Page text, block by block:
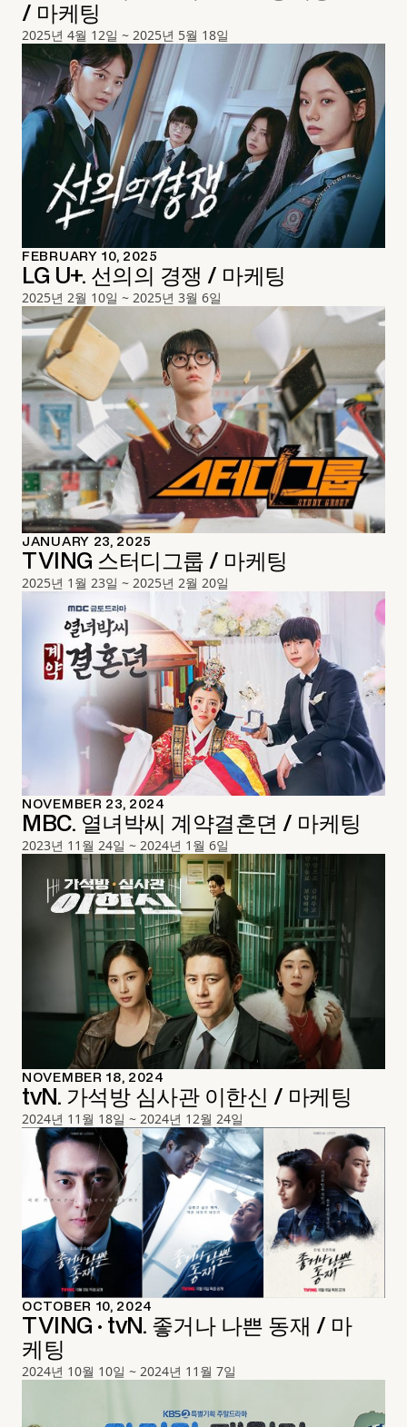
/ 마케팅
2025년 4월 12일 ~ 2025년 5월 18일
FEBRUARY 10, 2025
LG U+. 선의의 경쟁 / 마케팅
2025년 2월 10일 ~ 2025년 3월 6일
JANUARY 23, 2025
TVING 스터디그룹 / 마케팅
2025년 1월 23일 ~ 2025년 2월 20일
NOVEMBER 23, 2024
MBC. 열녀박씨 계약결혼뎐 / 마케팅
2023년 11월 24일 ~ 2024년 1월 6일
NOVEMBER 18, 2024
tvN. 가석방 심사관 이한신 / 마케팅
2024년 11월 18일 ~ 2024년 12월 24일
OCTOBER 10, 2024
TVING · tvN. 좋거나 나쁜 동재 / 마
케팅
2024년 10월 10일 ~ 2024년 11월 7일